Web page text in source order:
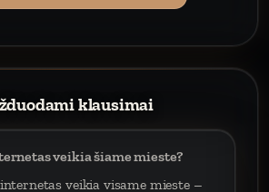
klausimai
veikia šiame mieste?
veikia visame mieste –